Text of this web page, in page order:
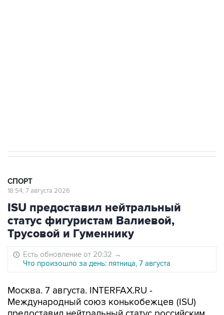
СПОРТ
18:54, 7 августа 2026
ISU предоставил нейтральный
статус фигуристам Валиевой,
Трусовой и Гуменнику
Есть обновление от 20:32 →
Что произошло за день: пятница, 7 августа
Москва. 7 августа. INTERFAX.RU -
Международный союз конькобежцев (ISU)